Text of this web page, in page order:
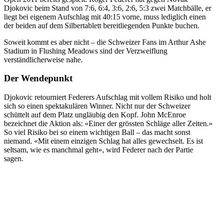
Djokovic beim Stand von 7:6, 6:4, 3:6, 2:6, 5:3 zwei Matchbälle, er
liegt bei eigenem Aufschlag mit 40:15 vorne, muss lediglich einen
der beiden auf dem Silbertablett bereitliegenden Punkte buchen.
Soweit kommt es aber nicht – die Schweizer Fans im Arthur Ashe
Stadium in Flushing Meadows sind der Verzweiflung
verständlicherweise nahe.
Der Wendepunkt
Djokovic retourniert Federers Aufschlag mit vollem Risiko und holt
sich so einen spektakulären Winner. Nicht nur der Schweizer
schüttelt auf dem Platz ungläubig den Kopf. John McEnroe
bezeichnet die Aktion als: «Einer der grössten Schläge aller Zeiten.»
So viel Risiko bei so einem wichtigen Ball – das macht sonst
niemand. «Mit einem einzigen Schlag hat alles gewechselt. Es ist
seltsam, wie es manchmal geht», wird Federer nach der Partie
sagen.